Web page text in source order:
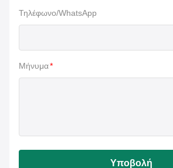
Τηλέφωνο/WhatsApp
Μήνυμα*
Υποβολή